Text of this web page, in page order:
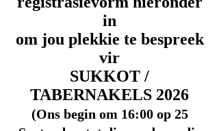
in
om jou plekkie te bespreek
vir
SUKKOT /
TABERNAKELS 2026
(Ons begin om 16:00 op 25